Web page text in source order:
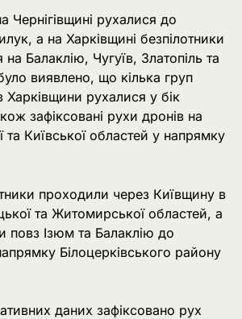
Чернігівщині рухалися до
а на Харківщині безпілотники
Балаклію, Чугуїв, Златопіль та
виявлено, що кілька груп
рухалися у бік
зафіксовані рухи дронів на
та Київської областей у напрямку
проходили через Київщину в
та Житомирської областей, а
повз Ізюм та Балаклію до
Білоцерківського району
даних зафіксовано рух